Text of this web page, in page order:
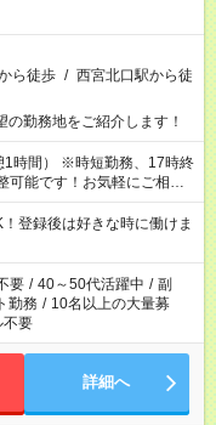
ら徒歩 / 西宮北口駅から徒
勤務地をご紹介します！
、17時終
能です！お気軽にご相談
、21:00～翌6:00 など。
登録後は好きな時に働けま
要 / 40～50代活躍中 / 副
勤務 / 10名以上の大量募
不要
詳細へ